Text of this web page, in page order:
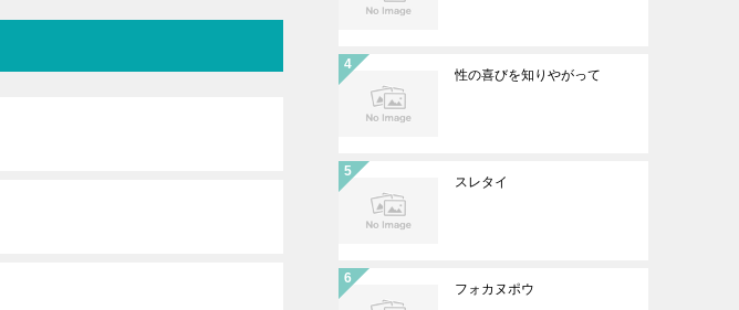
性の喜びを知りやがって
スレタイ
フォカヌポウ